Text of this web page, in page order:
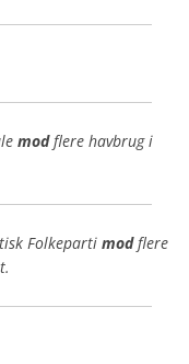
modflere havbrug i
Folkeparti modflere